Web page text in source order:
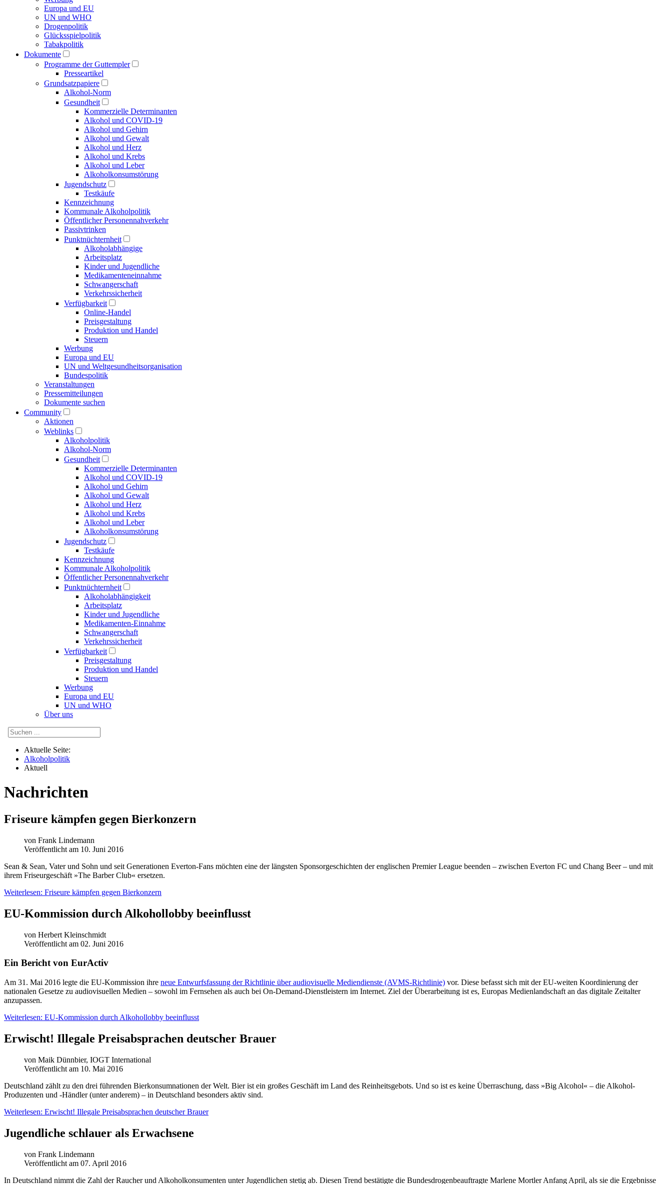
Europa und EU
UN und WHO
Drogenpolitik
Glücksspielpolitik
Tabakpolitik
Dokumente
Programme der Guttempler
Presse­artikel
Grundsatzpapiere
Alkohol-Norm
Gesundheit
Kommerzielle Determinanten
Alkohol und COVID-19
Alkohol und Gehirn
Alkohol und Gewalt
Alkohol und Herz
Alkohol und Krebs
Alkohol und Leber
Alkoholkonsumstörung
Jugendschutz
Testkäufe
Kennzeichnung
Kommunale Alkoholpolitik
Öffentlicher Personen­nahverkehr
Passivtrinken
Punkt­nüchternheit
Alkohol­abhängige
Arbeitsplatz
Kinder und Jugendliche
Medikamenten­einnahme
Schwangerschaft
Verkehrs­sicherheit
Verfügbarkeit
Online-Handel
Preisgestaltung
Produktion und Handel
Steuern
Werbung
Europa und EU
UN und Welt­gesundheits­organisation
Bundespolitik
Veranstaltungen
Presse­mitteilungen
Dokumente suchen
Community
Aktionen
Weblinks
Alkoholpolitik
Alkohol-Norm
Gesundheit
Kommerzielle Determinanten
Alkohol und COVID-19
Alkohol und Gehirn
Alkohol und Gewalt
Alkohol und Herz
Alkohol und Krebs
Alkohol und Leber
Alkoholkonsumstörung
Jugendschutz
Testkäufe
Kennzeichnung
Kommunale Alkoholpolitik
Öffentlicher Personennahverkehr
Punktnüchternheit
Alkoholabhängigkeit
Arbeitsplatz
Kinder und Jugendliche
Medikamenten-Einnahme
Schwangerschaft
Verkehrssicherheit
Verfügbarkeit
Preisgestaltung
Produktion und Handel
Steuern
Werbung
Europa und EU
UN und WHO
Über uns
Aktuelle Seite:
Alkoholpolitik
Aktuell
Nachrichten
Friseure kämpfen gegen Bierkonzern
von Frank Lindemann
Veröffentlicht am 10. Juni 2016
Sean & Sean, Vater und Sohn und seit Generationen Everton-Fans möchten eine der längsten Sponsorgeschichten der englischen Premier League beenden – zwischen Everton FC und Chang Beer – und mit
ihrem Friseurgeschäft »The Barber Club« ersetzen.
Weiterlesen: Friseure kämpfen gegen Bierkonzern
EU-Kommission durch Alkohollobby beeinflusst
von Herbert Kleinschmidt
Veröffentlicht am 02. Juni 2016
Ein Bericht von EurActiv
Am 31. Mai 2016 legte die EU-Kommission ihre neue Entwurfsfassung der Richtlinie über audiovisuelle Mediendienste (AVMS-Richtlinie) vor. Diese befasst sich mit der EU-weiten Koordinierung der
nationalen Gesetze zu audiovisuellen Medien – sowohl im Fernsehen als auch bei On-Demand-Dienstleistern im Internet. Ziel der Überarbeitung ist es, Europas Medienlandschaft an das digitale Zeitalter
anzupassen.
Weiterlesen: EU-Kommission durch Alkohollobby beeinflusst
Erwischt! Illegale Preisabsprachen deutscher Brauer
von Maik Dünnbier, IOGT International
Veröffentlicht am 10. Mai 2016
Deutschland zählt zu den drei führenden Bierkonsumnationen der Welt. Bier ist ein großes Geschäft im Land des Reinheitsgebots. Und so ist es keine Überraschung, dass »Big Alcohol« – die Alkohol-
Produzenten und ‑Händler (unter anderem) – in Deutschland besonders aktiv sind.
Weiterlesen: Erwischt! Illegale Preisabsprachen deutscher Brauer
Jugendliche schlauer als Erwachsene
von Frank Lindemann
Veröffentlicht am 07. April 2016
In Deutschland nimmt die Zahl der Raucher und Alkoholkonsumenten unter Jugendlichen stetig ab. Diesen Trend bestätigte die Bundesdrogenbeauftragte Marlene Mortler Anfang April, als sie die Ergebnisse